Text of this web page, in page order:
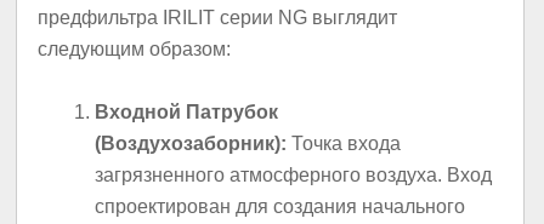
предфильтра IRILIT серии NG выглядит
следующим образом:
Входной Патрубок
(Воздухозаборник): Точка входа
загрязненного атмосферного воздуха. Вход
спроектирован для создания начального